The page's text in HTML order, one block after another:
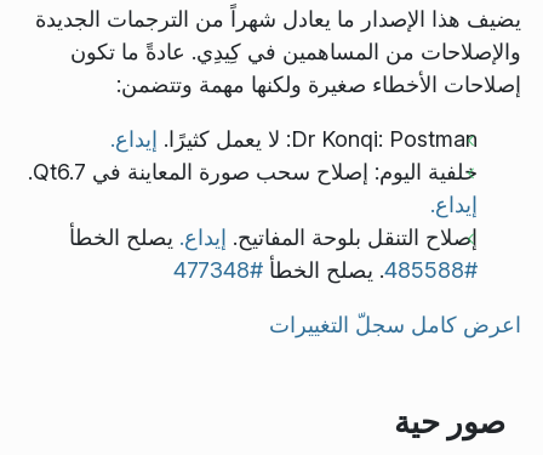
يضيف هذا الإصدار ما يعادل شهراً من الترجمات الجديدة
والإصلاحات من المساهمين في كِيدِي. عادةً ما تكون
إصلاحات الأخطاء صغيرة ولكنها مهمة وتتضمن:
Dr Konqi: Postman: لا يعمل كثيرًا.
إيداع.
خلفية اليوم: إصلاح سحب صورة المعاينة في Qt6.7.
إيداع.
إصلاح التنقل بلوحة المفاتيح. إيداع. يصلح الخطأ
#485588
. يصلح الخطأ #477348
اعرض كامل سجلّ التغييرات
صور حية